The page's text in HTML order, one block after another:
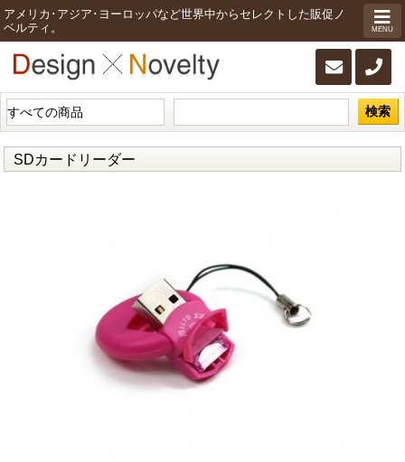
アメリカ･アジア･ヨーロッパなど世界中からセレクトした販促ノ
ベルティ。
MENU
検索
SDカードリーダー